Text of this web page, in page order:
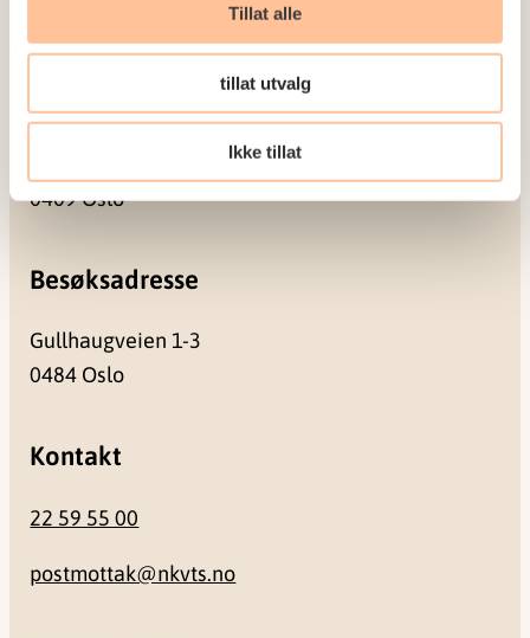
Tillat alle
tillat utvalg
Ikke tillat
Meld deg på vårt nyhetsbrev
Postadresse
0409 Oslo
Besøksadresse
Gullhaugveien 1-3
0484 Oslo
Kontakt
22 59 55 00
postmottak@nkvts.no